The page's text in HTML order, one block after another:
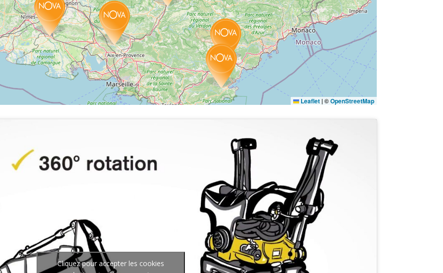
Leaflet |©OpenStreetMap
Cliquez pour accepter les cookies